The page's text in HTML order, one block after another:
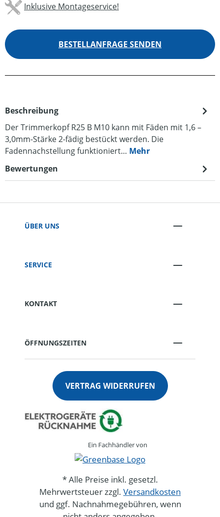
Inklusive Montageservice!
BESTELLANFRAGE SENDEN
Beschreibung
Der Trimmerkopf R25 B M10 kann mit Fäden mit 1,6 –
3,0mm-Stärke 2-fädig bestückt werden. Die
Fadennachstellung funktioniert… Mehr
Bewertungen
ÜBER UNS
SERVICE
KONTAKT
ÖFFNUNGSZEITEN
VERTRAG WIDERRUFEN
Ein Fachhändler von
* Alle Preise inkl. gesetzl.
Mehrwertsteuer zzgl. Versandkosten
und ggf. Nachnahmegebühren, wenn